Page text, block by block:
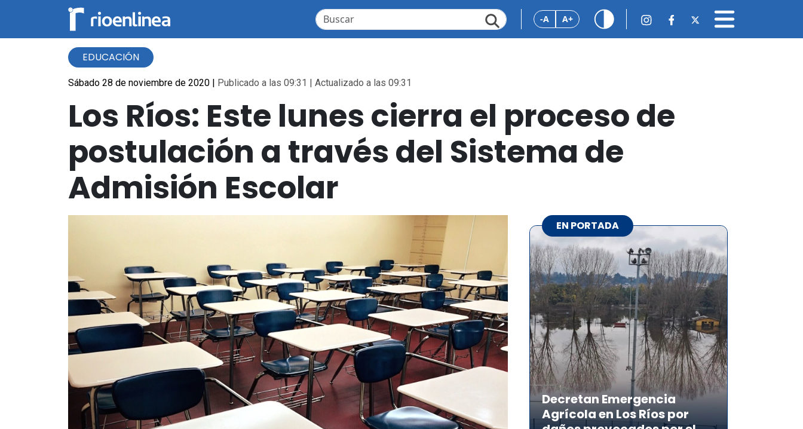
-A A+
EDUCACIÓN
Sábado 28 de noviembre de 2020 | Publicado a las 09:31 | Actualizado a las 09:31
Los Ríos: Este lunes cierra el proceso de
postulación a través del Sistema de
Admisión Escolar
EN PORTADA
Decretan Emergencia
Agrícola en Los Ríos por